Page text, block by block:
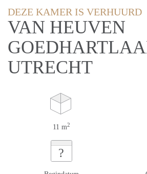
DEZE KAMER IS VERHUURD
VAN HEUVEN
UTRECHT
11 m2
?